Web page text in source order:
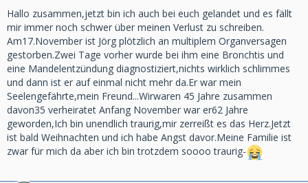
Hallo zusammen,jetzt bin ich auch bei euch gelandet und es fällt
mir immer noch schwer über meinen Verlust zu schreiben.
Am17.November ist Jörg plötzlich an multiplem Organversagen
gestorben.Zwei Tage vorher wurde bei ihm eine Bronchtis und
eine Mandelentzündung diagnostiziert,nichts wirklich schlimmes
und dann ist er auf einmal nicht mehr da.Er war mein
Seelengefährte,mein Freund...Wirwaren 45 Jahre zusammen
davon35 verheiratet Anfang November war er62 Jahre
geworden,Ich bin unendlich traurig,mir zerreißt es das Herz.Jetzt
ist bald Weihnachten und ich habe Angst davor.Meine Familie ist
zwar für mich da aber ich bin trotzdem soooo traurig-